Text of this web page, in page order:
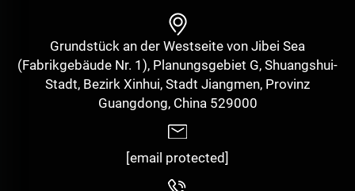
Grundstück an der Westseite von Jibei Sea
(Fabrikgebäude Nr. 1), Planungsgebiet G, Shuangshui-
Stadt, Bezirk Xinhui, Stadt Jiangmen, Provinz
Guangdong, China 529000
[email protected]